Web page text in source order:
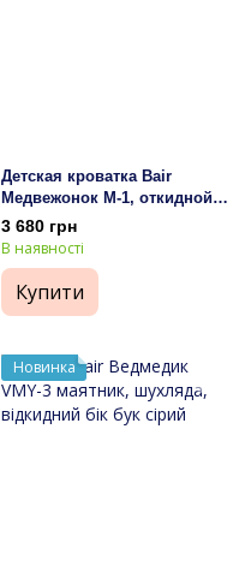
Детская кроватка Bair
Медвежонок M-1, откидной
бок, колёса, бук, серая
3 680 грн
В наявності
Купити
Новинка